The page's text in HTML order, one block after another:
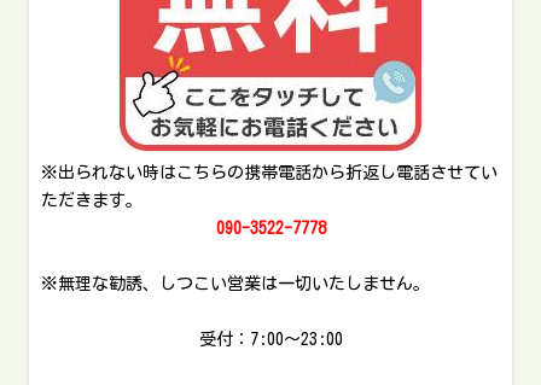
利屋「大ちゃん」におまかせください。事務机・学習机
は8,000円から処分対応いたします。お問い合わせはこち
ら電話でお問い合わせメールでお問い合わせLINEでお問
い合わせ※電話に出られず折り返す場合はこちらの番号
からかけ直します。甲府市で机・椅子は自治体サービス
にて処分可能甲府市で机・椅子を処分する際、自治体サ
ービスを利用するのが最もコストを抑えられます。分類
は以下の通りです。処分するもの分類学習机（金属製以
外）粗大ごみ学習机（金属製）資源物スチール机資源物
資源物椅子（木製）粗大ごみ応接テーブル・応接椅子
粗大ごみパイプ椅子資源物甲府市で粗大ごみ扱いの机・
※出られない時はこちらの携帯電話から折返し電話させてい
ただきます。
090-3522-7778
※無理な勧誘、しつこい営業は一切いたしません。
受付：7:00～23:00